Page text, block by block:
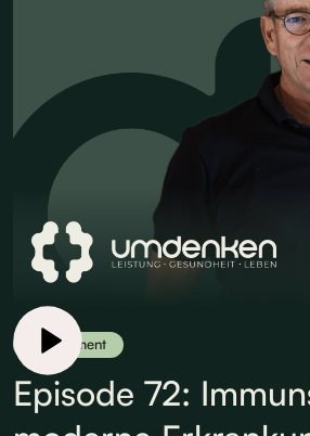
Supplement
Episode 72: